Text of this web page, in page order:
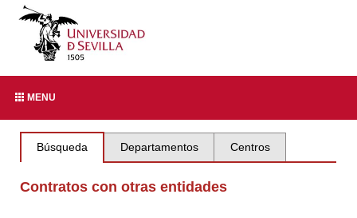
MENU
Búsqueda Departamentos Centros
Contratos con otras entidades